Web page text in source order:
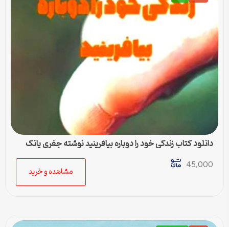
دانلود کتاب زندگی خود را دوباره بیافرینید نوشته جفری یانگ
45,000
مشاهده و خرید